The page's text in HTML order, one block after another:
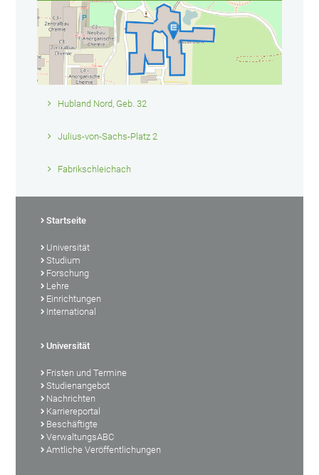
Hubland Nord, Geb. 32
Julius-von-Sachs-Platz 2
Fabrikschleichach
Startseite
Universität
Studium
Forschung
Lehre
Einrichtungen
International
Universität
Fristen und Termine
Studienangebot
Nachrichten
Karriereportal
Beschäftigte
VerwaltungsABC
Amtliche Veröffentlichungen